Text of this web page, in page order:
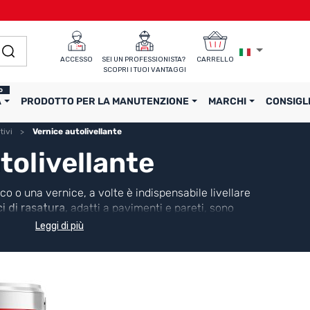
ACCESSO
SEI UN PROFESSIONISTA?
SCOPRI I TUOI VANTAGGI
CARRELLO
PRODOTTO PER LA MANUTENZIONE MARCHI
Vernice autolivellante
o una vernice, a volte è indispensabile livellare
di rasatura, adatti a pavimenti e pareti, sono
con i nostri rivestimenti decorativi e i
Leggi di più